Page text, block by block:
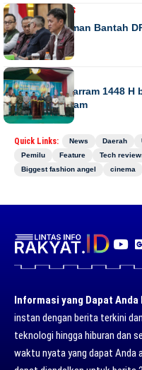
NASIONALNEWS
Habiburokhman Bantah
NEWS
Gebyar Muharram 1448
Alharuni Nisam
Quick Links: News Daerah
Pemilu
Feature Tech
Biggest fashion angel
cinema
Informasi yang Dapat Anda
instan dengan berita terkini
teknologi hingga hiburan dan
waktu nyata yang dapat Anda